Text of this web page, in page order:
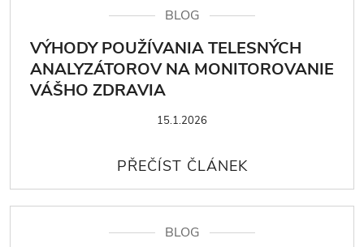
BLOG
VÝHODY POUŽÍVANIA TELESNÝCH
ANALYZÁTOROV NA MONITOROVANIE
VÁŠHO ZDRAVIA
15.1.2026
BLOG